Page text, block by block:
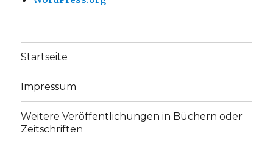
Startseite
Impressum
Weitere Veröffentlichungen in Büchern oder
Zeitschriften